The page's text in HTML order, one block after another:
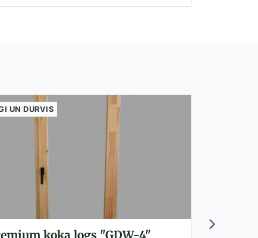
UN DURVIS
koka logs "GDW-4"